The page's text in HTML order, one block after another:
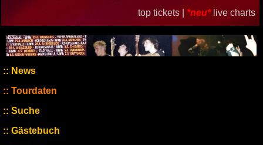
top tickets | *neu* live charts
News
Tourdaten
Suche
Gästebuch